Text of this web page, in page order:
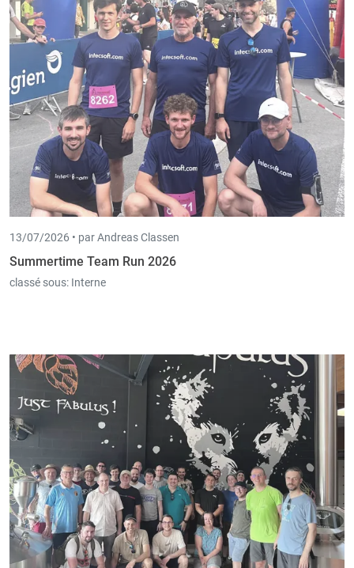
13/07/2026 • par Andreas Classen
Summertime Team Run 2026
classé sous: Interne